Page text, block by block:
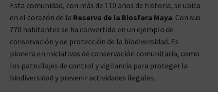
Esta comunidad, con más de 110 años de historia, se ubica
en el corazón de la Reserva de la Biosfera Maya. Con sus
770 habitantes se ha convertido en un ejemplo de
conservación y de protección de la biodiversidad. Es
pionera en iniciativas de conservación comunitaria, como
los patrullajes de control y vigilancia para proteger la
biodiversidad y prevenir actividades ilegales.